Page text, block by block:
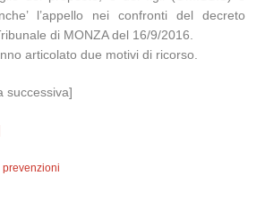
l’appello nei confronti del decreto
di MONZA del 16/9/2016.
articolato due motivi di ricorso.
successiva]
prevenzioni